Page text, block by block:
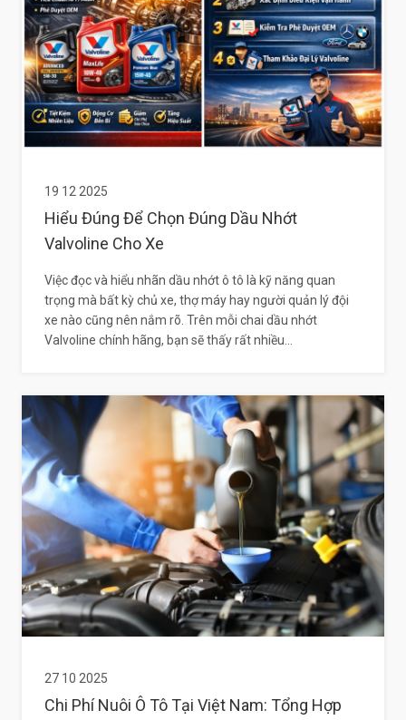
19 12 2025
Hiểu Đúng Để Chọn Đúng Dầu Nhớt
Valvoline Cho Xe
Việc đọc và hiểu nhãn dầu nhớt ô tô là kỹ năng quan
trọng mà bất kỳ chủ xe, thợ máy hay người quản lý đội
xe nào cũng nên nắm rõ. Trên mỗi chai dầu nhớt
Valvoline chính hãng, bạn sẽ thấy rất nhiều...
27 10 2025
Chi Phí Nuôi Ô Tô Tại Việt Nam: Tổng Hợp